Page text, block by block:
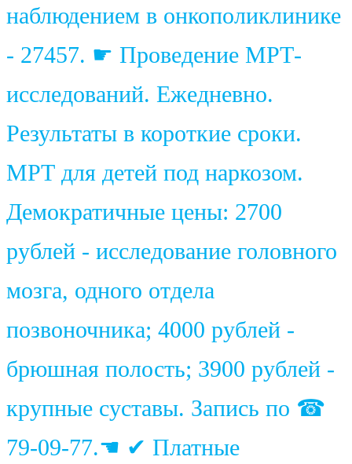
наблюдением в онкополиклинике
- 27457. ☛ Проведение МРТ-
исследований. Ежедневно.
Результаты в короткие сроки.
МРТ для детей под наркозом.
Демократичные цены: 2700
рублей - исследование головного
мозга, одного отдела
позвоночника; 4000 рублей -
брюшная полость; 3900 рублей -
крупные суставы. Запись по ☎
79-09-77.☚ ✔ Платные